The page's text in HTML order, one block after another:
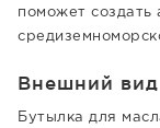
поможет создать
Внешний
Бутылка для